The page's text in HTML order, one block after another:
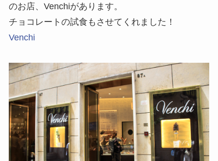
のお店、Venchiがあります。
チョコレートの試食もさせてくれました！
Venchi